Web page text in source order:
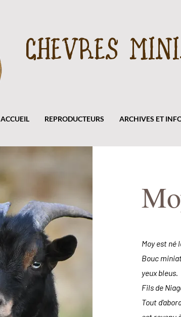
CHEVRES
ACCUEIL REPRODUCTEURS ARCHIVES ET
Moy est né
Bouc
yeux bleus.
Fils de
Tout